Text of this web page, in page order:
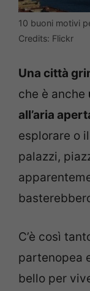
10 buoni motivi
Credits: Flickr
Una città
che è anche
all’aria
esplorare o
palazzi,
C’è così
partenopea
bello per